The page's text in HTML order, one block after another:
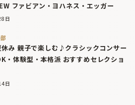
ファビアン・ヨハネス・エッガー
日
み 親子で楽しむ♪クラシックコンサー
・体験型・本格派 おすすめセレクショ
日